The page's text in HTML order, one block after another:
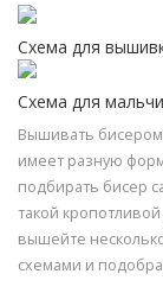
Схема для
Схема для
Вышивать бисером
имеет разную
подбирать бисер
такой
вышейте
схемами и